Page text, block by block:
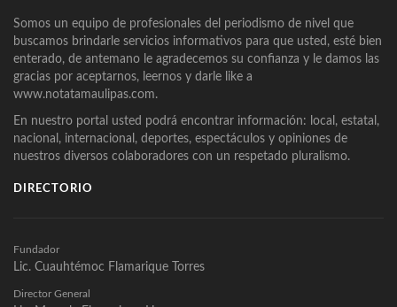
Somos un equipo de profesionales del periodismo de nivel que
buscamos brindarle servicios informativos para que usted, esté bien
enterado, de antemano le agradecemos su confianza y le damos las
gracias por aceptarnos, leernos y darle like a
www.notatamaulipas.com.
En nuestro portal usted podrá encontrar información: local, estatal,
nacional, internacional, deportes, espectáculos y opiniones de
nuestros diversos colaboradores con un respetado pluralismo.
DIRECTORIO
Fundador
Lic. Cuauhtémoc Flamarique Torres
Director General